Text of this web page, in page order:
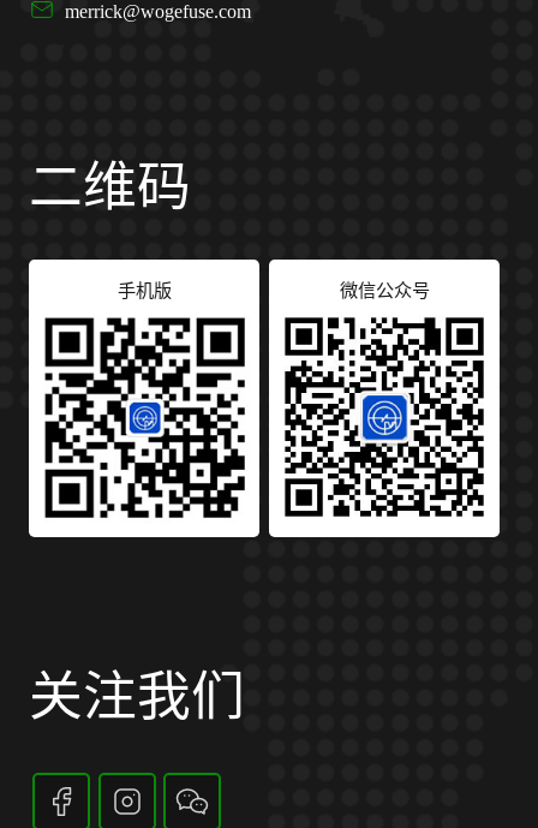
merrick@wogefuse.com
二维码
手机版 微信公众号
关注我们